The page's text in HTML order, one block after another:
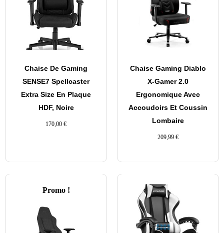
Chaise De Gaming
SENSE7 Spellcaster
Extra Size En Plaque
HDF, Noire
170,00 €
Chaise Gaming Diablo
X-Gamer 2.0
Ergonomique Avec
Accoudoirs Et Coussin
Lombaire
209,99 €
Promo !